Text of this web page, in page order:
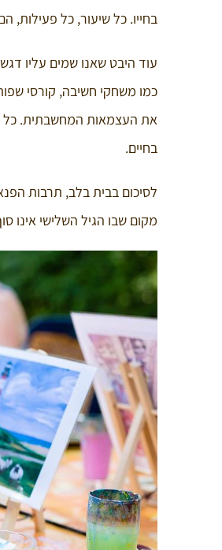
בחייו. כל שיעור, כל
עוד היבט שאנו שמים עליו
כמו משחקי חשיבה, קורסי
את העצמאות המחשבתית. כל
בחיים.
לסיכום בבית בלב, תרבות
מקום שבו הגיל השלישי